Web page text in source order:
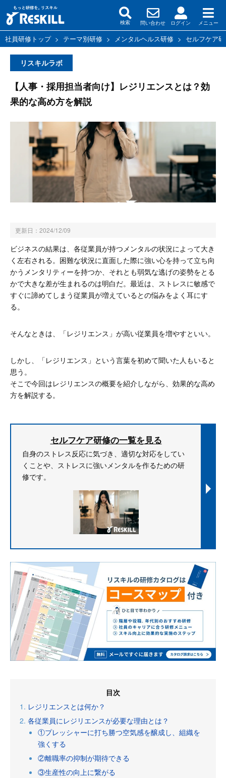
検索 問い合わせ ログイン メニュー
社員研修トップ> テーマ別研修 > メンタルヘルス研修 > セルフケア
リスキルラボ
【人事・採用担当者向け】レジリエンスとは？効
果的な高め方を解説
更新日： 2024/12/09
ビジネスの結果は、各従業員が持つメンタルの状況によって大き
く左右される。困難な状況に直面した際に強い心を持って立ち向
かうメンタリティーを持つか、それとも弱気な逃げの姿勢をとる
かで大きな差が生まれるのは明白だ。最近は、ストレスに敏感で
すぐに諦めてしまう従業員が増えているとの悩みをよく耳にす
る。
そんなときは、「レジリエンス」が高い従業員を増やすといい。
しかし、「レジリエンス」という言葉を初めて聞いた人もいると
思う。
そこで今回はレジリエンスの概要を紹介しながら、効果的な高め
方を解説する。
セルフケア研修の一覧を見る
自身のストレス反応に気づき、適切な対応をしてい
くことや、ストレスに強いメンタルを作るための研
修です。
目次
レジリエンスとは何か？
各従業員にレジリエンスが必要な理由とは？
①プレッシャーに打ち勝つ空気感を醸成し、組織を
強くする
②離職率の抑制が期待できる
③生産性の向上に繋がる